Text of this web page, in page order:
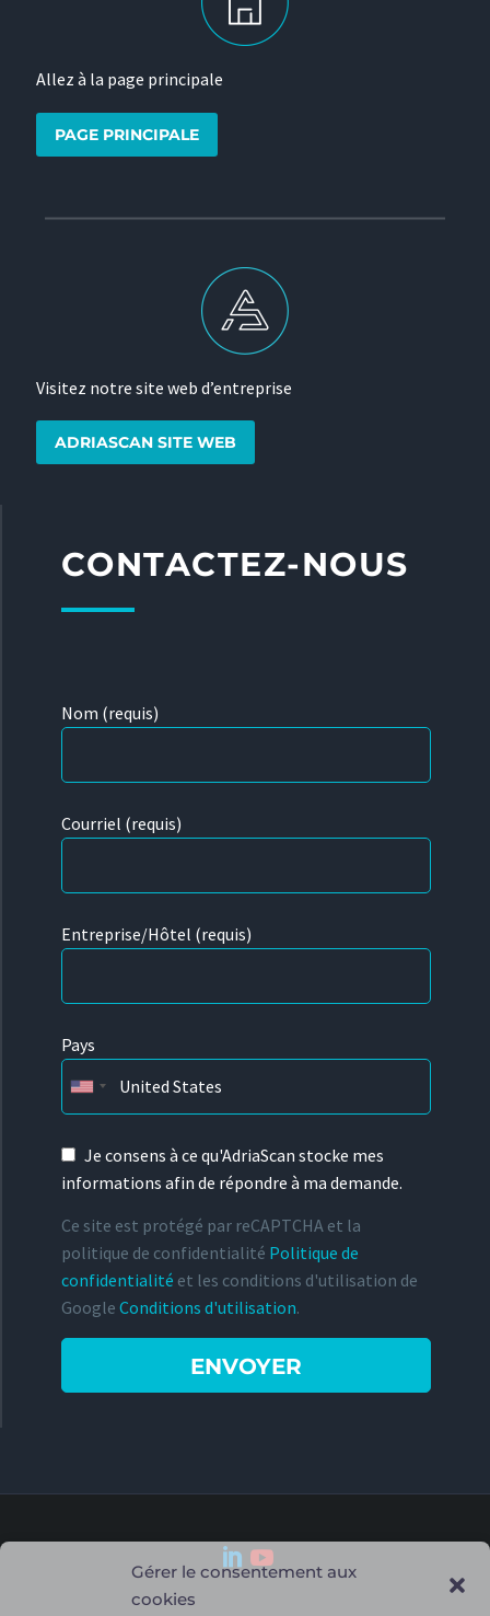
Gérer le consentement aux
cookies
Allez à la page principale
PAGE PRINCIPALE
Visitez notre site web d’entreprise
ADRIASCAN SITE WEB
CONTACTEZ-NOUS
Nom (requis)
Courriel (requis)
Entreprise/Hôtel (requis)
Pays
Je consens à ce qu'AdriaScan stocke mes
informations afin de répondre à ma demande.
Ce site est protégé par reCAPTCHA et la
politique de confidentialité Politique de
confidentialité et les conditions d'utilisation de
Google Conditions d'utilisation.